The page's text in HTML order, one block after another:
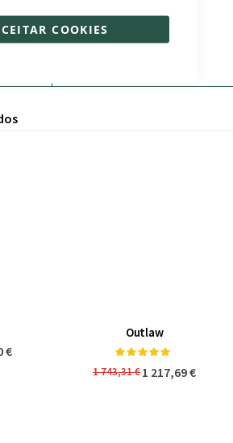
COOKIES
(+351) 929 193 111
Bikelec LiveChat
€
Outlaw
Classificação:
1 743,31 €1 217,69 €